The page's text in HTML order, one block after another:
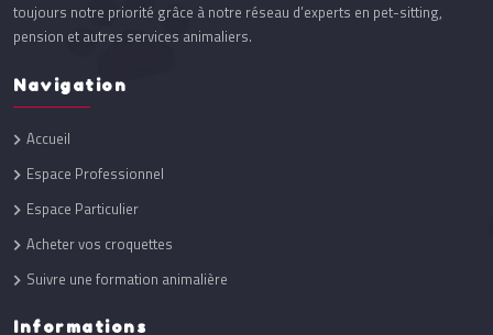
toujours notre priorité grâce à notre réseau d’experts en pet-sitting,
pension et autres services animaliers.
Navigation
Accueil
Espace Professionnel
Espace Particulier
Acheter vos croquettes
Suivre une formation animalière
Informations